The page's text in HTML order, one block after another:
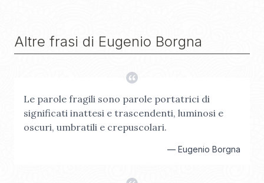
Altre frasi di Eugenio Borgna
Le parole fragili sono parole portatrici di
significati inattesi e trascendenti, luminosi e
oscuri, umbratili e crepuscolari.
— Eugenio Borgna